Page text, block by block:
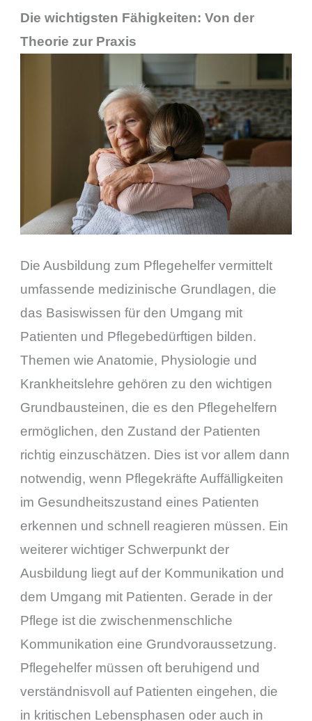
Die wichtigsten Fähigkeiten: Von der
Theorie zur Praxis
Die Ausbildung zum Pflegehelfer vermittelt
umfassende medizinische Grundlagen, die
das Basiswissen für den Umgang mit
Patienten und Pflegebedürftigen bilden.
Themen wie Anatomie, Physiologie und
Krankheitslehre gehören zu den wichtigen
Grundbausteinen, die es den Pflegehelfern
ermöglichen, den Zustand der Patienten
richtig einzuschätzen. Dies ist vor allem dann
notwendig, wenn Pflegekräfte Auffälligkeiten
im Gesundheitszustand eines Patienten
erkennen und schnell reagieren müssen. Ein
weiterer wichtiger Schwerpunkt der
Ausbildung liegt auf der Kommunikation und
dem Umgang mit Patienten. Gerade in der
Pflege ist die zwischenmenschliche
Kommunikation eine Grundvoraussetzung.
Pflegehelfer müssen oft beruhigend und
verständnisvoll auf Patienten eingehen, die
in kritischen Lebensphasen oder auch in